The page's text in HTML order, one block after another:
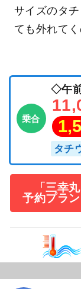
サイズのタ
ても外れて
乗合
◇午
タチ
「三幸
予約プラ